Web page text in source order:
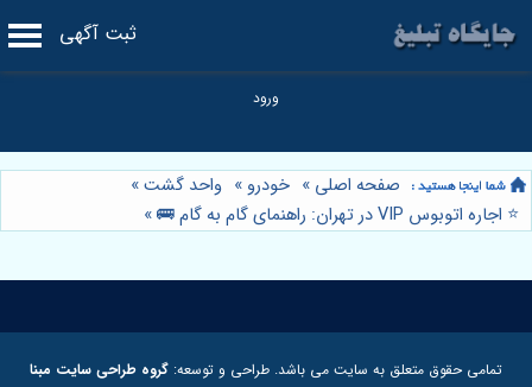
ثبت آگهی
صفحه اصلی » خودرو » واحد گشت»
⭐️ اجاره اتوبوس VIP در تهران: راهنمای گام به گام 🚌
»
تمامی حقوق متعلق به سایت می باشد. طراحی و توسعه: گروه طراحی سایت مبنا